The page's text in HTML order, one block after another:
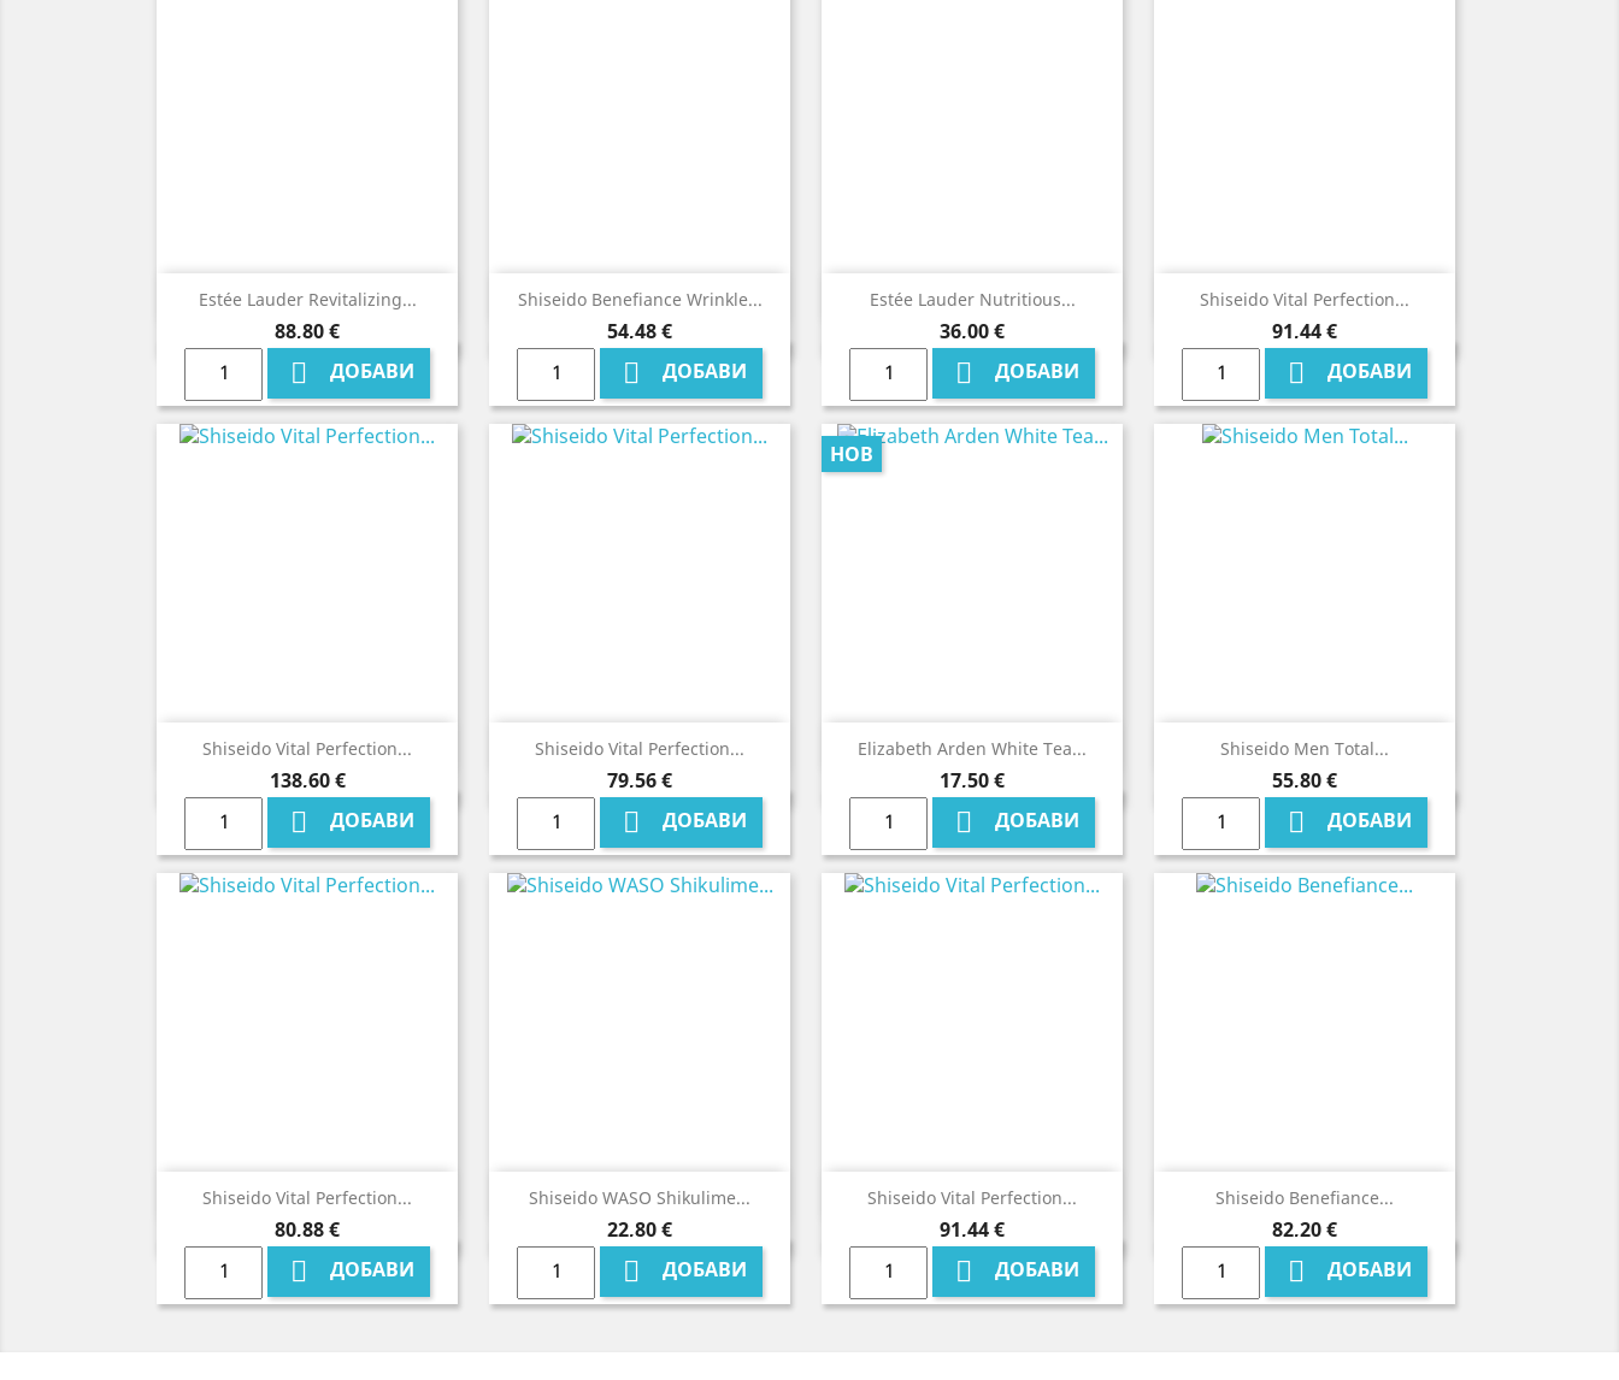
Estée Lauder Revitalizing...
Цена
88,80 €
 ДОБАВИ
 Бърз преглед Shiseido Benefiance Wrinkle...
Цена
54,48 €
 ДОБАВИ
 Бърз преглед Estée Lauder Nutritious...
Цена
36,00 €
 ДОБАВИ
 Бърз преглед Shiseido Vital Perfection...
Цена
91,44 €
 ДОБАВИ
 Бърз преглед
Shiseido Vital Perfection...
Цена
138,60 €
 ДОБАВИ
 Бърз преглед Shiseido Vital Perfection...
Цена
79,56 €
 ДОБАВИ
 Бърз преглед Elizabeth Arden White Tea...
Цена
17,50 €
 ДОБАВИ
НОВ
 Бърз преглед Shiseido Men Total...
Цена
55,80 €
 ДОБАВИ
 Бърз преглед
Shiseido Vital Perfection...
Цена
80,88 €
 ДОБАВИ
 Бърз преглед Shiseido WASO Shikulime...
Цена
22,80 €
 ДОБАВИ
 Бърз преглед Shiseido Vital Perfection...
Цена
91,44 €
 ДОБАВИ
 Бърз преглед Shiseido Benefiance...
Цена
82,20 €
 ДОБАВИ
 Бърз преглед